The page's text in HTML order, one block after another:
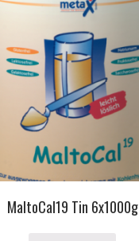
MaltoCal19 Tin 6x1000g